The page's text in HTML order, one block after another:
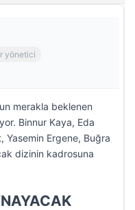
yönetici
merakla beklenen
Binnur Kaya, Eda
Yasemin Ergene, Buğra
dizinin kadrosuna